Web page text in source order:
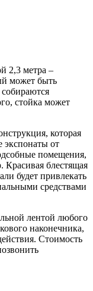
2,3 метра –
может быть
стойка может
которая
экспонаты от
помещения,
Красивая блестящая
будет привлекать
средствами
лентой любого
наконечника,
Стоимость